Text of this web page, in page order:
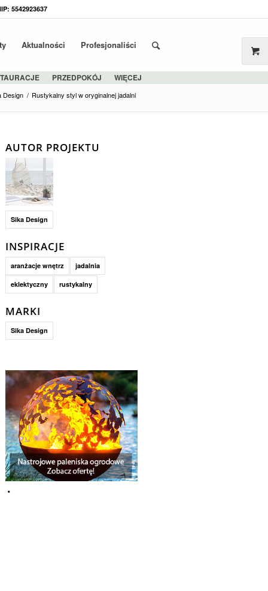
5542923637
Aktualności Profesjonaliści
PRZEDPOKÓJ WIĘCEJ
Design / Rustykalny styl w oryginalnej jadalni
AUTOR PROJEKTU
Sika Design
INSPIRACJE
aranżacje wnętrz jadalnia
eklektyczny rustykalny
MARKI
Sika Design